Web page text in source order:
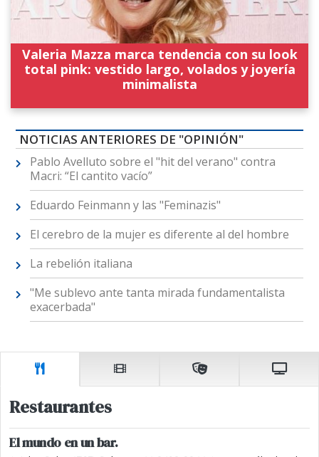
Valeria Mazza marca tendencia con su look
total pink: vestido largo, volados y joyería
minimalista
NOTICIAS ANTERIORES DE "OPINIÓN"
Pablo Avelluto sobre el "hit del verano" contra
Macri: “El cantito vacío”
Eduardo Feinmann y las "Feminazis"
El cerebro de la mujer es diferente al del hombre
La rebelión italiana
"Me sublevo ante tanta mirada fundamentalista
exacerbada"
Restaurantes
El mundo en un bar.